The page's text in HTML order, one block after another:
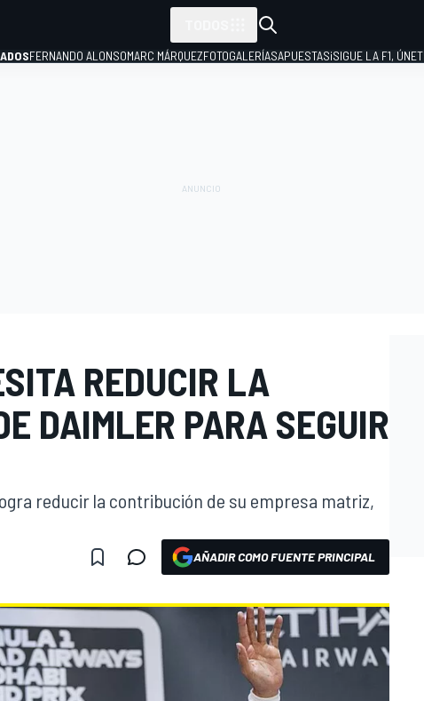
FERNANDO ALONSOMARC MÁRQUEZFOTOGALERÍASAPUESTAS¡SIGUE LA F1,
REDUCIR LA
DAIMLER PARA SEGUIR
reducir la contribución de su empresa matriz,
AÑADIR COMO FUENTE PRINCIPAL